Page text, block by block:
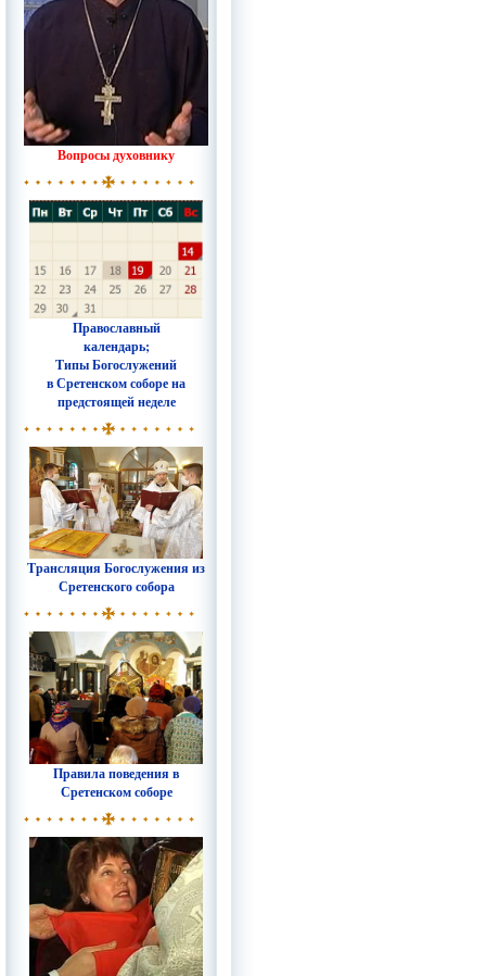
Вопросы духовнику
Православный
календарь;
Типы Богослужений
в Сретенском соборе на
предстоящей неделе
Трансляция Богослужения из
Сретенского собора
Правила поведения в
Сретенском соборе